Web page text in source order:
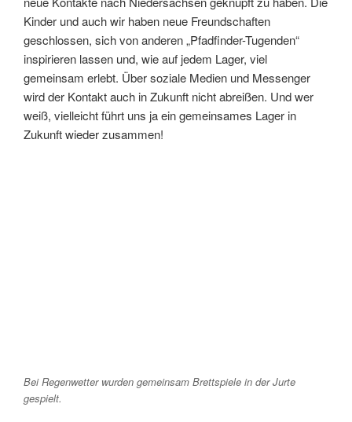
Kinder und auch wir haben neue Freundschaften
geschlossen, sich von anderen „Pfadfinder-Tugenden“
inspirieren lassen und, wie auf jedem Lager, viel
gemeinsam erlebt. Über soziale Medien und Messenger
wird der Kontakt auch in Zukunft nicht abreißen. Und wer
weiß, vielleicht führt uns ja ein gemeinsames Lager in
Zukunft wieder zusammen!
Bei Regenwetter wurden gemeinsam Brettspiele in der Jurte
gespielt.